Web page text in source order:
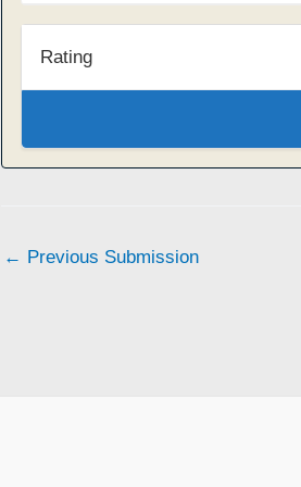
Rating
← Previous Submission